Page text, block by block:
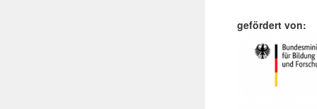
gefördert von: